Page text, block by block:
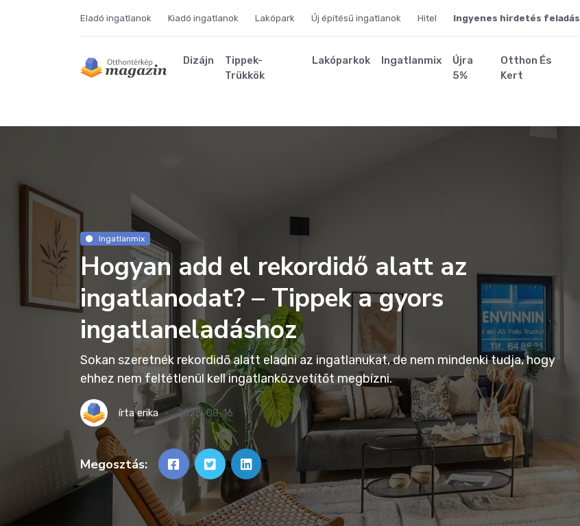
Eladó ingatlanok Kiadó ingatlanok Lakópark Új építésű ingatlanok Hitel Ingyenes hirdetés feladás
Dizájn
Tippek-
Trükkök
Lakóparkok Ingatlanmix
Újra
5%
Otthon És
Kert
Ingatlanmix
Hogyan add el rekordidő alatt az
ingatlanodat? – Tippek a gyors
ingatlaneladáshoz
Sokan szeretnék rekordidő alatt eladni az ingatlanukat, de nem mindenki tudja, hogy
ehhez nem feltétlenül kell ingatlanközvetítőt megbízni.
írtaerika 2025-08-16
Megosztás: